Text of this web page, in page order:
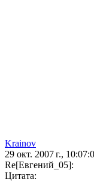
Krainov
29 окт. 2007 г.,
Re[Евгений_05]:
Цитата: